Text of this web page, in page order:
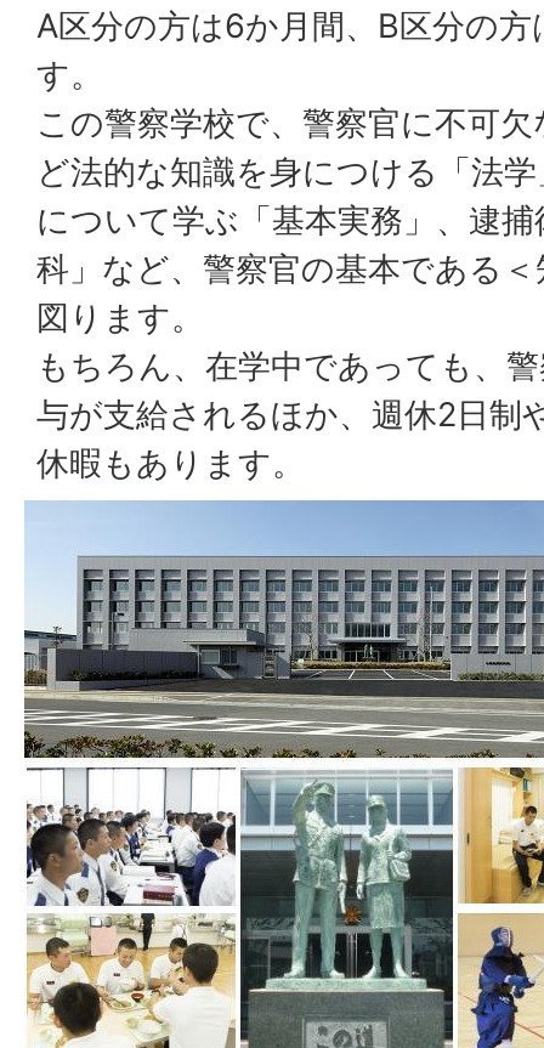
A区分の方は6か月間、B区分の
す。
この警察学校で、警察官に不可
ど法的な知識を身につける「法
について学ぶ「基本実務」、逮
科」など、警察官の基本である
図ります。
もちろん、在学中であっても、
与が支給されるほか、週休2日制
休暇もあります。